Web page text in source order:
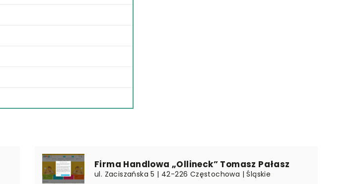
Firma Handlowa „Ollineck” Tomasz Pałasz
ul. Zaciszańska 5 | 42-226 Częstochowa | Śląskie